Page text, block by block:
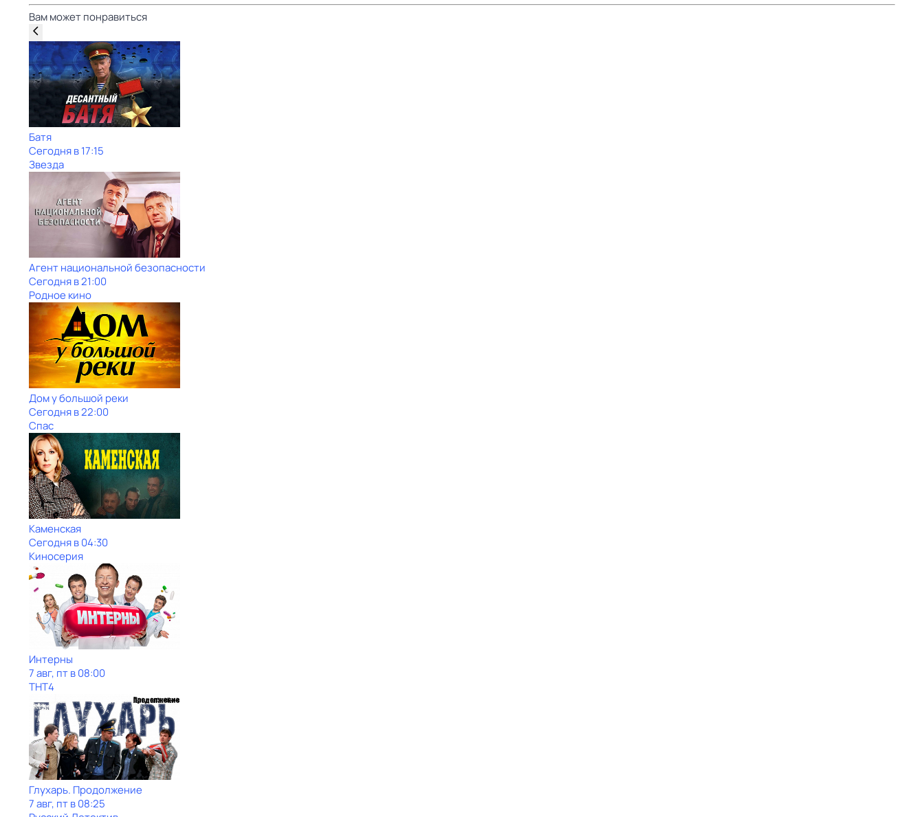
Вам может понравиться
Батя
Сегодня в 17:15
Звезда
Агент национальной безопасности
Сегодня в 21:00
Родное кино
Дом у большой реки
Сегодня в 22:00
Спас
Каменская
Сегодня в 04:30
Киносерия
Интерны
7 авг, пт в 08:00
ТНТ4
Глухарь. Продолжение
7 авг, пт в 08:25